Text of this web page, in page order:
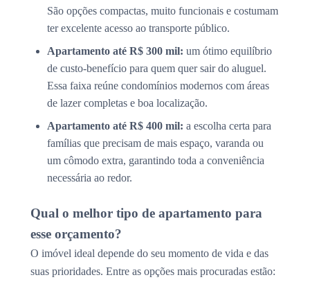
São opções compactas, muito funcionais e costumam
ter excelente acesso ao transporte público.
Apartamento até R$ 300 mil: um ótimo equilíbrio
de custo-benefício para quem quer sair do aluguel.
Essa faixa reúne condomínios modernos com áreas
de lazer completas e boa localização.
Apartamento até R$ 400 mil: a escolha certa para
famílias que precisam de mais espaço, varanda ou
um cômodo extra, garantindo toda a conveniência
necessária ao redor.
Qual o melhor tipo de apartamento para
esse orçamento?
O imóvel ideal depende do seu momento de vida e das
suas prioridades. Entre as opções mais procuradas estão: